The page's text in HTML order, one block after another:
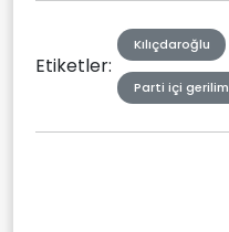
Etiketler:
Kılıçdaroğlu
Parti içi gerilim